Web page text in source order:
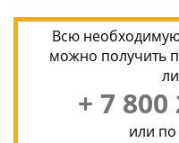
Всю
можно получить
+ 7 800
или